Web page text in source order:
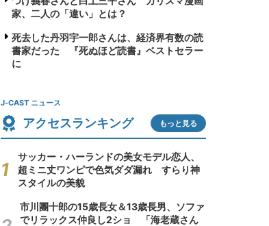
家、二人の「違い」とは？
死去した丹羽宇一郎さんは、経済界有数の読
書家だった 『死ぬほど読書』ベストセラー
に
J-CAST ニュース
アクセスランキング もっと見る
サッカー・ハーランドの美女モデル恋人、
超ミニ丈ワンピで色気ダダ漏れ すらり神
スタイルの美貌
市川團十郎の15歳長女＆13歳長男、ソファ
でリラックス仲良し2ショ 「海老蔵さん